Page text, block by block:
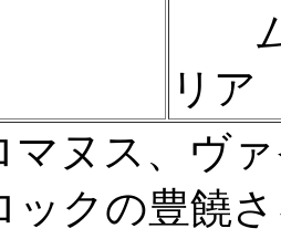
ム
リア
ヌス、ヴ
ックの豊饒